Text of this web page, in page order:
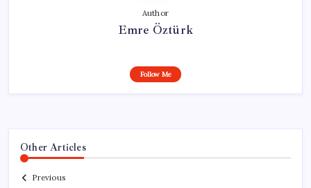
Author
Emre Öztürk
Follow Me
Other Articles
Previous